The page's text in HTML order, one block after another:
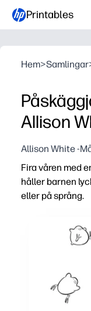
Printables
Hem>Samlingar
Allison
Allison White -
Fira våren med
håller barnen
eller på språng.
Bygger
Verk för
Lätt att